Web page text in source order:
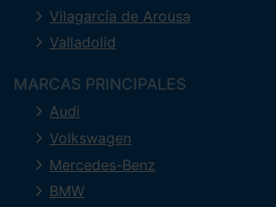
Vilagarcía de Arousa
Valladolid
MARCAS PRINCIPALES
Audi
Volkswagen
Mercedes-Benz
BMW